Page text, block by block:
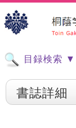
目録検索 ▼
書誌詳細